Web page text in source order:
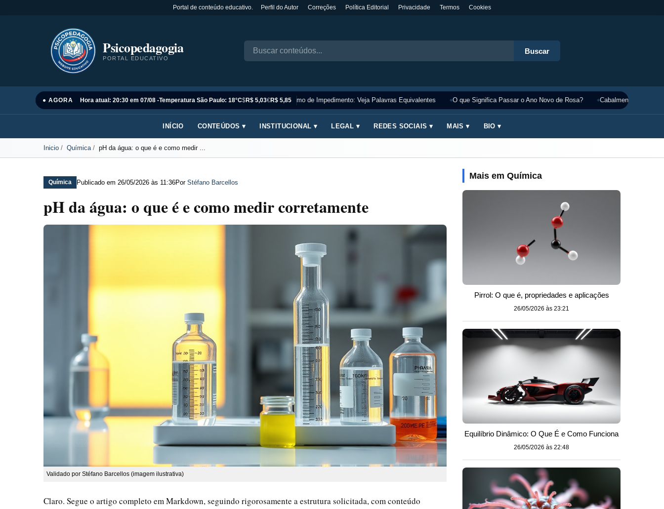
Portal de conteúdo educativo. Perfil do Autor Correções Política Editorial Privacidade Termos Cookies
Psicopedagogia
PORTAL EDUCATIVO
Buscar
● AGORA Hora atual: 20:30 em 07/08 -Temperatura São Paulo: 18°C$R$ 5,03€R$ 5,85
Sinônimo de Impedimento: Veja Palavras Equivalentes O que Significa Passar o Ano Novo de Rosa? Cabalmente
INÍCIO CONTEÚDOS ▾ INSTITUCIONAL ▾ LEGAL ▾ REDES SOCIAIS ▾ MAIS ▾ BIO ▾
Inicio Química pH da água: o que é e como medir ...
Química Publicado em 26/05/2026 às 11:36Por Stéfano Barcellos
pH da água: o que é e como medir corretamente
Validado por Stéfano Barcellos (imagem ilustrativa)
Claro. Segue o artigo completo em Markdown, seguindo rigorosamente a estrutura solicitada, com conteúdo
Mais em Química
Pirrol: O que é, propriedades e aplicações
26/05/2026 às 23:21
Equilíbrio Dinâmico: O Que É e Como Funciona
26/05/2026 às 22:48